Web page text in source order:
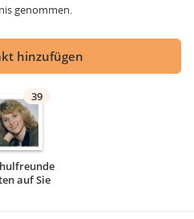
genommen.
hinzufügen
39
auf Sie